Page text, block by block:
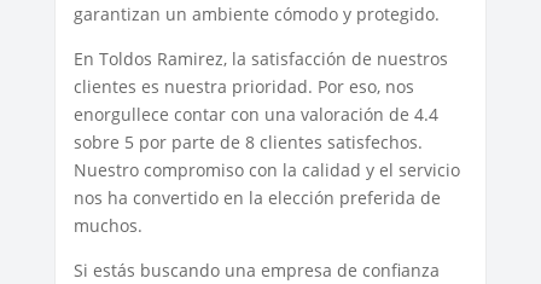
garantizan un ambiente cómodo y protegido.
En Toldos Ramirez, la satisfacción de nuestros
clientes es nuestra prioridad. Por eso, nos
enorgullece contar con una valoración de 4.4
sobre 5 por parte de 8 clientes satisfechos.
Nuestro compromiso con la calidad y el servicio
nos ha convertido en la elección preferida de
muchos.
Si estás buscando una empresa de confianza